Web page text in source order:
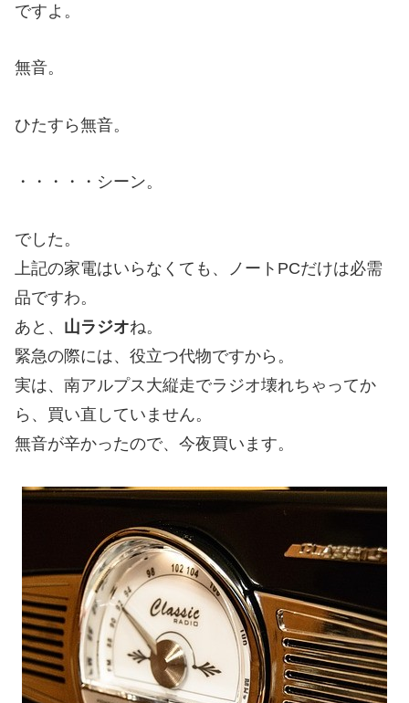
ですよ。
無音。
ひたすら無音。
・・・・・シーン。
でした。
上記の家電はいらなくても、ノートPCだけは必需
品ですわ。
あと、 山ラジオね。
緊急の際には、役立つ代物ですから。
実は、南アルプス大縦走でラジオ壊れちゃってか
ら、買い直していません。
無音が辛かったので、今夜買います。